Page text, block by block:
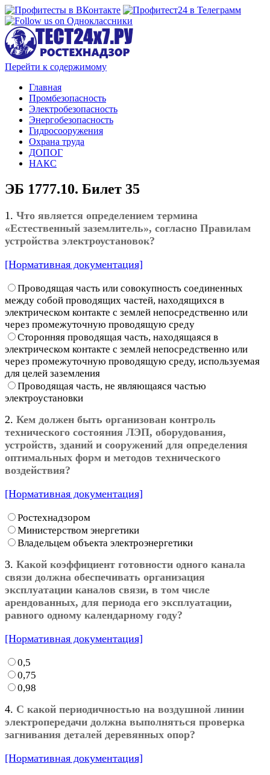
Перейти к содержимому
Главная
Промбезопасность
Электробезопасность
Энергобезопасность
Гидросооружения
Охрана труда
ДОПОГ
НАКС
ЭБ 1777.10. Билет 35
1. Что является определением термина
«Естественный заземлитель», согласно Правилам
устройства электроустановок?
[Нормативная документация]
Проводящая часть или совокупность соединенных
между собой проводящих частей, находящихся в
электрическом контакте с землей непосредственно или
через промежуточную проводящую среду
Сторонняя проводящая часть, находящаяся в
электрическом контакте с землей непосредственно или
через промежуточную проводящую среду, используемая
для целей заземления
Проводящая часть, не являющаяся частью
электроустановки
2. Кем должен быть организован контроль
технического состояния ЛЭП, оборудования,
устройств, зданий и сооружений для определения
оптимальных форм и методов технического
воздействия?
[Нормативная документация]
Ростехнадзором
Министерством энергетики
Владельцем объекта электроэнергетики
3. Какой коэффициент готовности одного канала
связи должна обеспечивать организация
эксплуатации каналов связи, в том числе
арендованных, для периода его эксплуатации,
равного одному календарному году?
[Нормативная документация]
0,5
0,75
0,98
4. С какой периодичностью на воздушной линии
электропередачи должна выполняться проверка
загнивания деталей деревянных опор?
[Нормативная документация]